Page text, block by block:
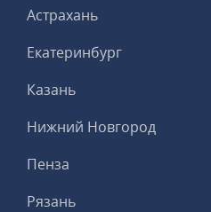
Астрахань
Екатеринбург
Казань
Нижний Новгород
Пенза
Рязань